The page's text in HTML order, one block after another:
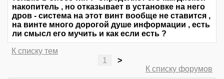
накопитель , но отказывает в установке на него
дров - система на этот винт вообще не ставится ,
на винте много дорогой душе информации , есть
ли смысл его мучить и как если есть ?
К списку тем
1
>
К списку форумов